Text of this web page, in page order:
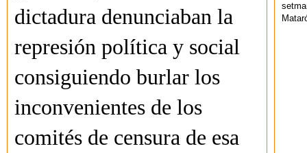
dictadura denunciaban la
represión política y social
consiguiendo burlar los
inconvenientes de los
comités de censura de esa